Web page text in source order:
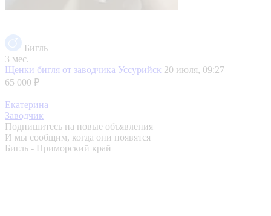
Бигль
3 мес.
Щенки бигля от заводчика Уссурийск 20 июля, 09:27
65 000 ₽
Екатерина
Заводчик
Подпишитесь на новые объявления
И мы сообщим, когда они появятся
Бигль - Приморский край